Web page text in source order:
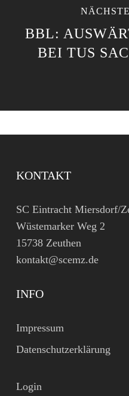
BBL:
BEI TUS
KONTAKT
SC Eintracht Miersdorf/
Wüstemarker Weg 2
15738 Zeuthen
kontakt@scemz.de
INFO
Impressum
Datenschutzerklärung
Login